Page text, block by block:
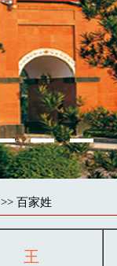
>> 百家姓
王